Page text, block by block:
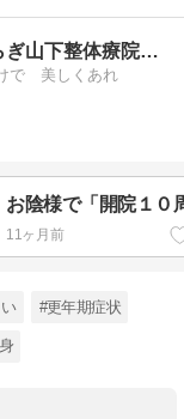
京都市右京区鳴滝 やすらぎ山下整体療院のブログ
で 美しくあれ
お陰様で「開院１０
11ヶ月前
#更年期症状